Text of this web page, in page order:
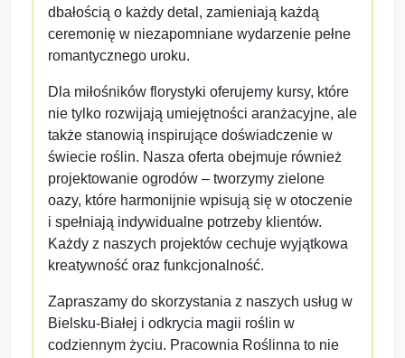
dbałością o każdy detal, zamieniają każdą
ceremonię w niezapomniane wydarzenie pełne
romantycznego uroku.
Dla miłośników florystyki oferujemy kursy, które
nie tylko rozwijają umiejętności aranżacyjne, ale
także stanowią inspirujące doświadczenie w
świecie roślin. Nasza oferta obejmuje również
projektowanie ogrodów – tworzymy zielone
oazy, które harmonijnie wpisują się w otoczenie
i spełniają indywidualne potrzeby klientów.
Każdy z naszych projektów cechuje wyjątkowa
kreatywność oraz funkcjonalność.
Zapraszamy do skorzystania z naszych usług w
Bielsku-Białej i odkrycia magii roślin w
codziennym życiu. Pracownia Roślinna to nie